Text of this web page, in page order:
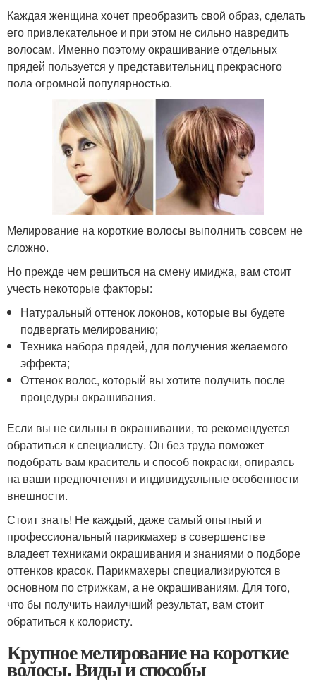
Каждая женщина хочет преобразить свой образ, сделать
его привлекательное и при этом не сильно навредить
волосам. Именно поэтому окрашивание отдельных
прядей пользуется у представительниц прекрасного
пола огромной популярностью.
Мелирование на короткие волосы выполнить совсем не
сложно.
Но прежде чем решиться на смену имиджа, вам стоит
учесть некоторые факторы:
Натуральный оттенок локонов, которые вы будете
подвергать мелированию;
Техника набора прядей, для получения желаемого
эффекта;
Оттенок волос, который вы хотите получить после
процедуры окрашивания.
Если вы не сильны в окрашивании, то рекомендуется
обратиться к специалисту. Он без труда поможет
подобрать вам краситель и способ покраски, опираясь
на ваши предпочтения и индивидуальные особенности
внешности.
Стоит знать! Не каждый, даже самый опытный и
профессиональный парикмахер в совершенстве
владеет техниками окрашивания и знаниями о подборе
оттенков красок. Парикмахеры специализируются в
основном по стрижкам, а не окрашиваниям. Для того,
что бы получить наилучший результат, вам стоит
обратиться к колористу.
Крупное мелирование на короткие
волосы. Виды и способы